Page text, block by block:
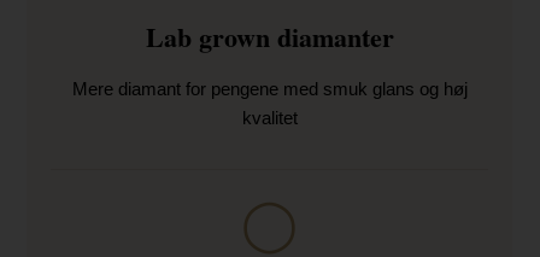
Lab grown diamanter
Mere diamant for pengene med smuk glans og høj
kvalitet
◯